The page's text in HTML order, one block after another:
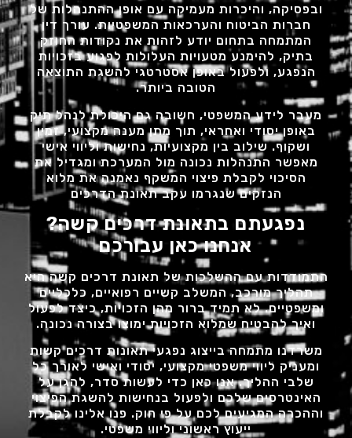
ובפסיקה, והיכרות מעמיקה עם אופן ההתנהלות של
חברות הביטוח והערכאות המשפטיות. עורך דין
המתמחה בתחום יודע לזהות את נקודות החוזק
בתיק, להימנע מטעויות העלולות לפגוע בזכויות
הנפגע, ולפעול באופן אסטרטגי להשגת התוצאה
הטובה ביותר.
מעבר לידע המשפטי, חשובה גם היכולת לנהל תיק
באופן יסודי ואחראי, תוך מתן מענה מקצועי, זמין
ושקוף. שילוב בין מקצועיות, נחישות וליווי אישי
מאפשר התנהלות נכונה מול המערכת ומגדיל את
הסיכוי לקבלת פיצוי המשקף נאמנה את מלוא
הנזקים שנגרמו עקב תאונת הדרכים
נפגעתם בתאונת דרכים קשה?
אנחנו כאן עבורכם
התמודדות עם ההשלכות של תאונת דרכים קשה היא
תהליך מורכב, המשלב קשיים רפואיים, כלכליים
ומשפטיים. לא תמיד ברור מהן הזכויות, כיצד לפעול
ואיך להבטיח שמלוא הזכויות ימוצו בצורה נכונה.
משרדנו מתמחה בייצוג נפגעי תאונות דרכים קשות
ומעניק ליווי משפטי מקצועי, יסודי ואישי לאורך כל
שלבי ההליך. אנו כאן כדי לעשות סדר, להגן על
האינטרסים שלכם ולפעול בנחישות להשגת הפיצוי
וההכרה המגיעים לכם על פי חוק. פנו אלינו לקבלת
ייעוץ ראשוני וליווי משפטי.